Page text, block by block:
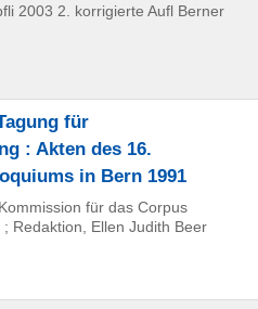
2003 2. korrigierte Aufl Berner
für
: Akten des 16.
in Bern 1991
für das Corpus
Redaktion, Ellen Judith Beer